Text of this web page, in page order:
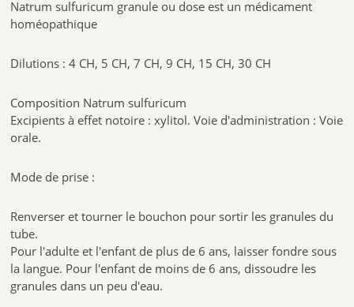
Natrum sulfuricum granule ou dose est un médicament
homéopathique
Dilutions : 4 CH, 5 CH, 7 CH, 9 CH, 15 CH, 30 CH
Composition Natrum sulfuricum
Excipients à effet notoire : xylitol. Voie d'administration : Voie
orale.
Mode de prise :
Renverser et tourner le bouchon pour sortir les granules du
tube.
Pour l'adulte et l'enfant de plus de 6 ans, laisser fondre sous
la langue. Pour l'enfant de moins de 6 ans, dissoudre les
granules dans un peu d'eau.